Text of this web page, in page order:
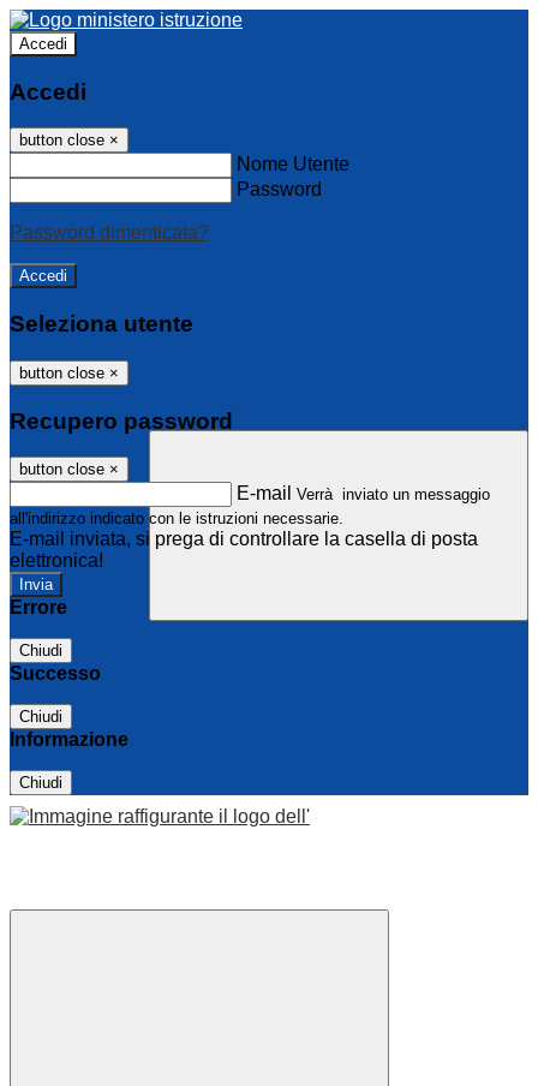
Accedi
Accedi
button close ×
Nome Utente
Password
Password dimenticata?
Seleziona utente
button close ×
Recupero password
button close ×
E-mail Verrà inviato un messaggio
all'indirizzo indicato con le istruzioni necessarie.
E-mail inviata, si prega di controllare la casella di posta
elettronica!
Errore
Chiudi
Successo
Chiudi
Informazione
Chiudi